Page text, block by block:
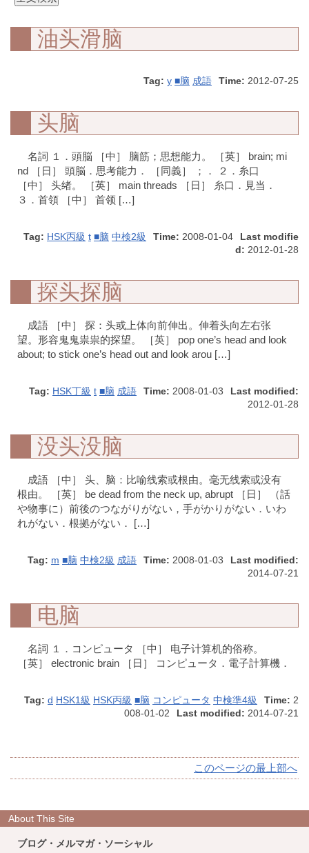
油头滑脑
Tag: y ■脑 成語 Time: 2012-07-25
头脑
名詞 １．頭脳 ［中］ 脑筋；思想能力。 ［英］ brain; mi
nd ［日］ 頭脳．思考能力． ［同義］ ；． ２．糸口
［中］ 头绪。 ［英］ main threads ［日］ 糸口．見当．
３．首領 ［中］ 首领 […]
Tag: HSK丙級 t ■脑 中検2級 Time: 2008-01-04
Last modifie
d: 2012-01-28
探头探脑
成語 ［中］ 探：头或上体向前伸出。伸着头向左右张
望。形容鬼鬼祟祟的探望。 ［英］ pop one’s head and look
about; to stick one’s head out and look arou […]
Tag: HSK丁級 t ■脑 成語 Time: 2008-01-03
Last modified:
2012-01-28
没头没脑
成語 ［中］ 头、脑：比喻线索或根由。毫无线索或没有
根由。 ［英］ be dead from the neck up, abrupt ［日］ （話
や物事に）前後のつながりがない，手がかりがない．いわ
れがない．根拠がない． […]
Tag: m ■脑 中検2級 成語 Time: 2008-01-03
Last modified:
2014-07-21
电脑
名詞 １．コンピュータ ［中］ 电子计算机的俗称。
［英］ electronic brain ［日］ コンピュータ．電子計算機．
Tag: d HSK1級 HSK丙級 ■脑 コンピュータ 中検準4級 Time: 2
008-01-02
Last modified: 2014-07-21
このページの最上部へ
About This Site
ブログ・メルマガ・ソーシャル